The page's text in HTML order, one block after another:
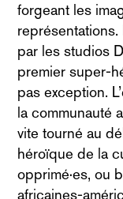
forgeant les
représentations.
par les studios
premier super-
pas exception.
la communauté
vite tourné au
héroïque de la
opprimé·es, ou
africaines-